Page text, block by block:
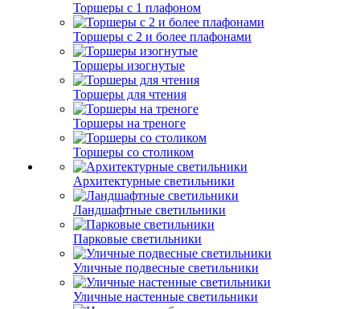
Торшеры с 1 плафоном
Торшеры с 2 и более плафонами
Торшеры изогнутые
Торшеры для чтения
Торшеры на треноге
Торшеры со столиком
Архитектурные светильники
Ландшафтные светильники
Парковые светильники
Уличные подвесные светильники
Уличные настенные светильники